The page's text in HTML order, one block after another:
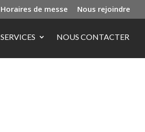
Horaires de messe Nous rejoindre
SERVICES NOUS CONTACTER